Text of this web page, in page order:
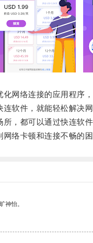
络连接的应用程序，
软件，就能轻松解决
都可以通过快连软件
络卡顿和连接不畅的困
神怡。